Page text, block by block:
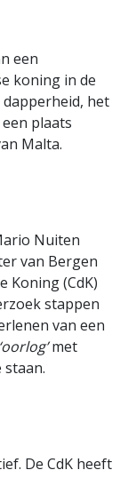
een
koning in de
het
plaats
Malta.
Nuiten
van Bergen
Koning (CdK)
stappen
van een
‘oorlog’met
De CdK heeft